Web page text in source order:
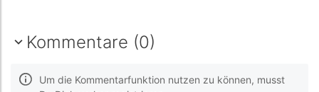
Kommentare (0)
Um die Kommentarfunktion nutzen zu können, musst